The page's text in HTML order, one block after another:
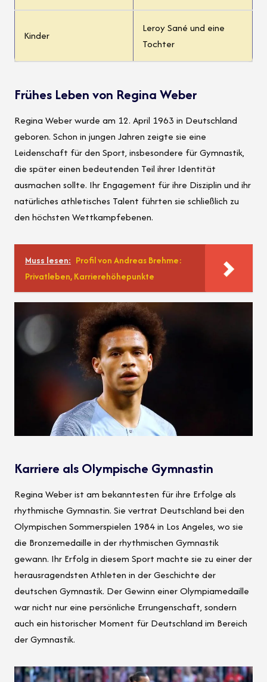
Kinder
Leroy Sané und eine
Tochter
Frühes Leben von Regina Weber
Regina Weber wurde am 12. April 1963 in Deutschland
geboren. Schon in jungen Jahren zeigte sie eine
Leidenschaft für den Sport, insbesondere für Gymnastik,
die später einen bedeutenden Teil ihrer Identität
ausmachen sollte. Ihr Engagement für ihre Disziplin und ihr
natürliches athletisches Talent führten sie schließlich zu
den höchsten Wettkampfebenen.
Muss lesen: Profil von Andreas Brehme:
Privatleben, Karrierehöhepunkte
Karriere als Olympische Gymnastin
Regina Weber ist am bekanntesten für ihre Erfolge als
rhythmische Gymnastin. Sie vertrat Deutschland bei den
Olympischen Sommerspielen 1984 in Los Angeles, wo sie
die Bronzemedaille in der rhythmischen Gymnastik
gewann. Ihr Erfolg in diesem Sport machte sie zu einer der
herausragendsten Athleten in der Geschichte der
deutschen Gymnastik. Der Gewinn einer Olympiamedaille
war nicht nur eine persönliche Errungenschaft, sondern
auch ein historischer Moment für Deutschland im Bereich
der Gymnastik.